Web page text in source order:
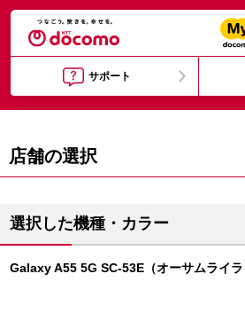
サポート
店舗の選択
選択した機種・カラー
Galaxy A55 5G SC-53E（オーサムライラ